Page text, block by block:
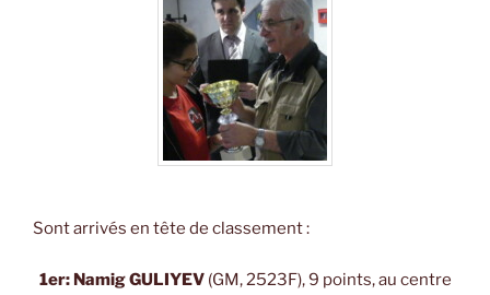
Sont arrivés en tête de classement :
1er: Namig GULIYEV (GM, 2523F), 9 points, au centre